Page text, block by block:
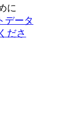
に
データ
ださ